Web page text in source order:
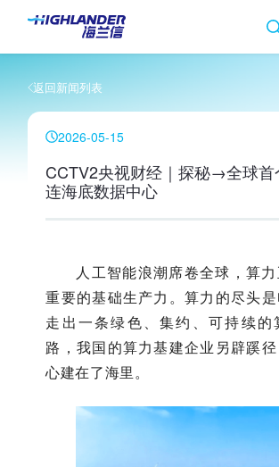
返回新闻列表
2026-05-15
CCTV2央视财经｜探秘→全球首
连海底数据中心
人工智能浪潮席卷全球，算
重要的基础生产力。算力的尽头
走出一条绿色、集约、可持续的
路，我国的算力基建企业另辟蹊
心建在了海里。